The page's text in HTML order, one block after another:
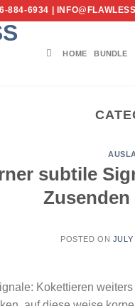
884-6934 |
HOME BUNDLE
subtile
POSTED ON JULY
Kokettieren